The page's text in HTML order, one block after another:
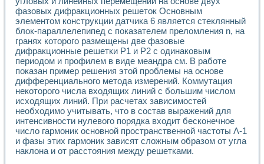
Использование виртуальных приборов в процесе
Использование программ ELECTRONICS WORKBENCH-
Лабораторный практикум по дисциплине «Цифровые
Лабораторный практикум по ИНС на основе LabVIEW
Лабораторный практикум по основам теории коммутации
Опыт использования NI LabVIEW для создания
Применение LabVIEW для исследования течения в
Создание виртуальной работы «Изучение магнитных
Обратный маятник
Устройство для изучения основ интерфейсов обмена по
Лабораторный практикум: изучение адиабатического
Стенд для исследования электрических переходных
Система статистической обработки результатов
Автоматизация лазерно-плазменных измерений с
фазовых дифракционных решеток Основным
элементом конструкции датчика 6 является стеклянный
блок-параллелепипед с показателем преломления n, на
гранях которого размещены две фазовые
дифракционные решетки Р1 и Р2 с одинаковым
периодом и профилем в виде меандра см. В работе
показан пример решения этой проблемы на основе
дифференциального метода измерений. Коммутация
некоторого числа входящих линий с большим числом
исходящих линий. При расчетах зависимостей
необходимо учитывать, что в состав выражений для
интенсивности нулевого порядка входит бесконечное
число гармоник основной пространственной частоты Λ-1
и фазы этих гармоник зависят сложным образом от угла
наклона и от расстояния между решетками.